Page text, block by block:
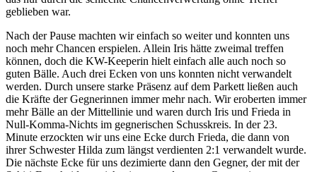
geblieben war.
Nach der Pause machten wir einfach so weiter und konnten uns
noch mehr Chancen erspielen. Allein Iris hätte zweimal treffen
können, doch die KW-Keeperin hielt einfach alle auch noch so
guten Bälle. Auch drei Ecken von uns konnten nicht verwandelt
werden. Durch unsere starke Präsenz auf dem Parkett ließen auch
die Kräfte der Gegnerinnen immer mehr nach. Wir eroberten immer
mehr Bälle an der Mittellinie und waren durch Iris und Frieda in
Null-Komma-Nichts im gegnerischen Schusskreis. In der 23.
Minute erzockten wir uns eine Ecke durch Frieda, die dann von
ihrer Schwester Hilda zum längst verdienten 2:1 verwandelt wurde.
Die nächste Ecke für uns dezimierte dann den Gegner, der mit der